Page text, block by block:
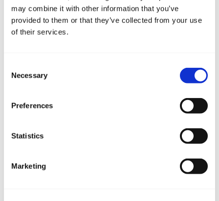
may combine it with other information that you’ve
provided to them or that they’ve collected from your use
of their services.
Selection
Necessary
Preferences
Statistics
Marketing
Charter Booking